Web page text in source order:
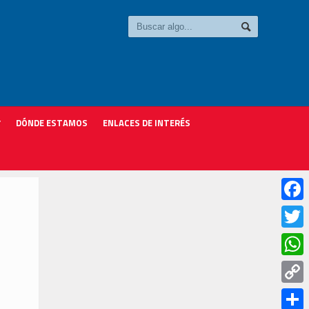
DÓNDE ESTAMOS ENLACES DE INTERÉS
Twitter
Copy